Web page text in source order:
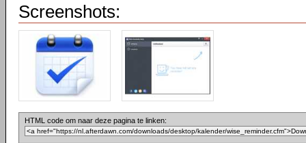
Screenshots:
HTML code om naar deze pagina te linken: